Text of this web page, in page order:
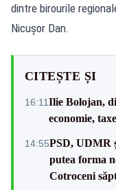
dintre birourile
Nicuşor Dan.
CITEȘTE ȘI
16:11Ilie Bolojan,
economie,
14:55PSD, UDMR
putea forma
Cotroceni